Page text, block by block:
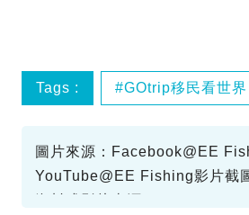
Tags : GOtrip移民看世界
圖片來源：Facebook@EE
YouTube@EE Fishing影片截